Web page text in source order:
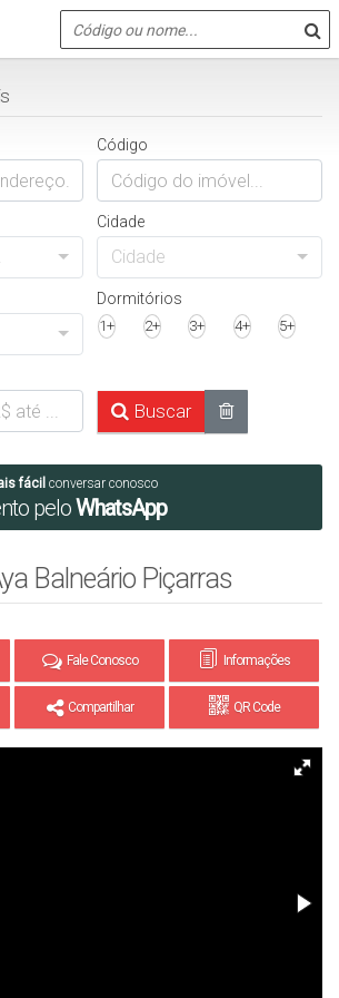
Código
Cidade
Cidade
Dormitórios
1+ 2+ 3+ 4+ 5+
Buscar
fácil conversar conosco
peloWhatsApp
Balneário Piçarras
Fale Conosco Informações
Compartilhar QR Code